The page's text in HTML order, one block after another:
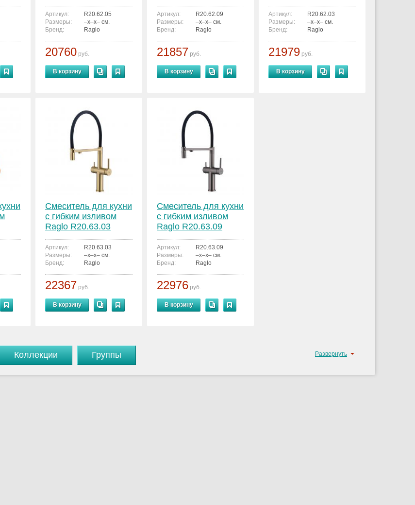
Артикул:
R20.62.05
Размеры:
–x–x– см.
Бренд:
Raglo
20760 руб.
В корзину
Артикул:
R20.62.09
Размеры:
–x–x– см.
Бренд:
Raglo
21857 руб.
В корзину
Артикул:
R20.62.03
Размеры:
–x–x– см.
Бренд:
Raglo
21979 руб.
В корзину
Смеситель для кухни
с гибким изливом
Raglo R20.63.03
Артикул:
R20.63.03
Размеры:
–x–x– см.
Бренд:
Raglo
22367 руб.
В корзину
Смеситель для кухни
с гибким изливом
Raglo R20.63.09
Артикул:
R20.63.09
Размеры:
–x–x– см.
Бренд:
Raglo
22976 руб.
В корзину
Коллекции Группы Развернуть